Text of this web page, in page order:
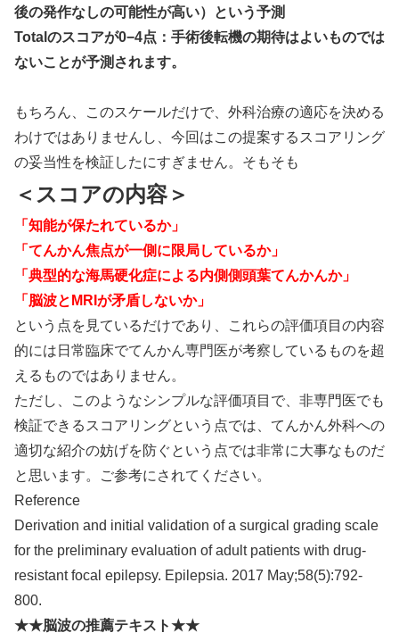
後の発作なしの可能性が高い）という予測
Totalのスコアが0−4点：手術後転機の期待はよいものでは
ないことが予測されます。
もちろん、このスケールだけで、外科治療の適応を決める
わけではありませんし、今回はこの提案するスコアリング
の妥当性を検証したにすぎません。そもそも
＜スコアの内容＞
「知能が保たれているか」
「てんかん焦点が一側に限局しているか」
「典型的な海馬硬化症による内側側頭葉てんかんか」
「脳波とMRIが矛盾しないか」
という点を見ているだけであり、これらの評価項目の内容
的には日常臨床でてんかん専門医が考察しているものを超
えるものではありません。
ただし、このようなシンプルな評価項目で、非専門医でも
検証できるスコアリングという点では、てんかん外科への
適切な紹介の妨げを防ぐという点では非常に大事なものだ
と思います。ご参考にされてください。
Reference
Derivation and initial validation of a surgical grading scale
for the preliminary evaluation of adult patients with drug-
resistant focal epilepsy. Epilepsia. 2017 May;58(5):792-
800.
★★脳波の推薦テキスト★★